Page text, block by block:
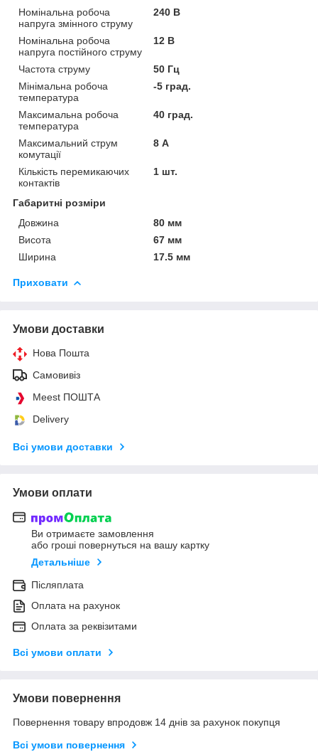
Номінальна робоча
напруга змінного струму
240 В
Номінальна робоча
напруга постійного струму
12 В
Частота струму
50 Гц
Мінімальна робоча
температура
-5 град.
Максимальна робоча
температура
40 град.
Максимальний струм
комутації
8 А
Кількість перемикаючих
контактів
1 шт.
Габаритні розміри
Довжина
80 мм
Висота
67 мм
Ширина
17.5 мм
Приховати
Умови доставки
Нова Пошта
Самовивіз
Meest ПОШТА
Delivery
Всі умови доставки
Умови оплати
Ви отримаєте замовлення
або гроші повернуться на вашу картку
Детальніше
Післяплата
Оплата на рахунок
Оплата за реквізитами
Всі умови оплати
Умови повернення
Повернення товару впродовж 14 днів за рахунок покупця
Всі умови повернення